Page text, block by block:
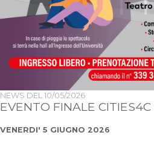
NEWS DEL 10/05/2026
EVENTO FINALE
VENERDI' 5 GIUGNO 2026